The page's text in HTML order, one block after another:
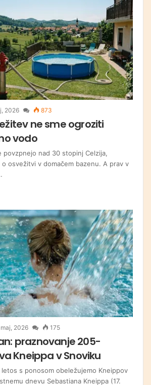
2026 873
ne sme ogroziti
vodo
povzpnejo nad 30 stopinj Celzija,
o osvežitvi v domačem bazenu. A prav v
2026 175
praznovanje 205-
Kneippa v Snoviku
s ponosom obeležujemo Kneippov
dnevu Sebastiana Kneippa (17.